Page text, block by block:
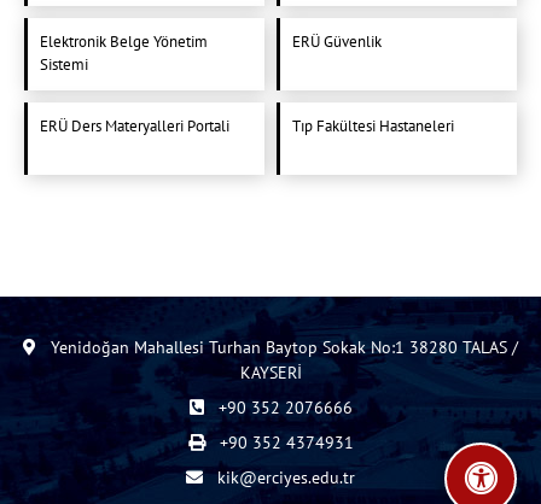
Elektronik Belge Yönetim
Sistemi
ERÜ Güvenlik
ERÜ Ders Materyalleri Portali Tıp Fakültesi Hastaneleri
Yenidoğan Mahallesi Turhan Baytop Sokak No:1 38280 TALAS /
KAYSERİ
+90 352 2076666
+90 352 4374931
kik@erciyes.edu.tr